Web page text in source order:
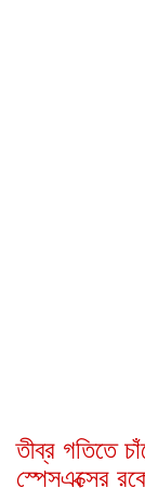
তীব্র গতিতে
স্পেসএক্সের